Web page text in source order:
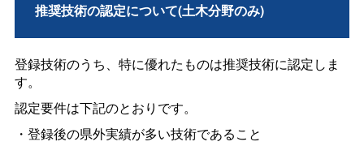
推奨技術の認定について(土木分野のみ)
登録技術のうち、特に優れたものは推奨技術に認定しま
す。
認定要件は下記のとおりです。
・登録後の県外実績が多い技術であること